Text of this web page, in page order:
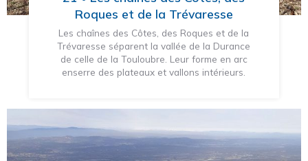
Roques et de la Trévaresse
Les chaînes des Côtes, des Roques et de la
Trévaresse séparent la vallée de la Durance
de celle de la Touloubre. Leur forme en arc
enserre des plateaux et vallons intérieurs.